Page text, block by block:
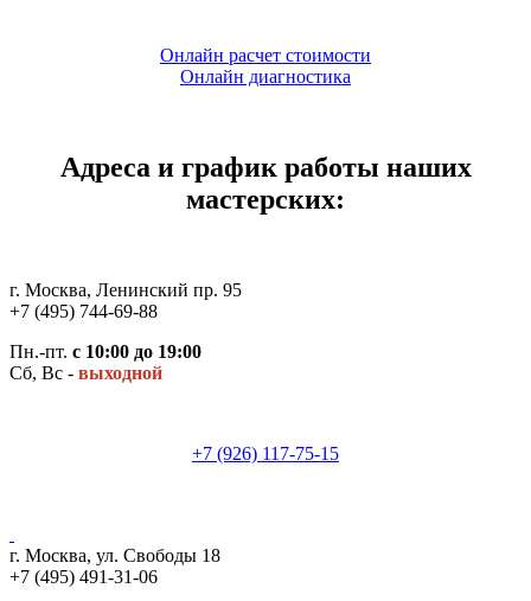
Онлайн расчет стоимости
Онлайн диагностика
Адреса и график работы наших
мастерских:
г. Москва, Ленинский пр. 95
+7 (495) 744-69-88
Пн.-пт. с 10:00 до 19:00
Сб, Вс - выходной
+7 (926) 117-75-15
г. Москва, ул. Свободы 18
+7 (495) 491-31-06